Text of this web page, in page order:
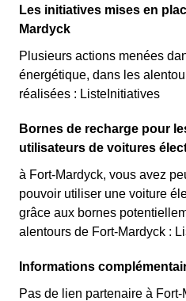
Les initiatives mises en
Mardyck
Plusieurs actions menées
énergétique, dans les
réalisées : ListeInitiatives
Bornes de recharge pour
utilisateurs de voitures
à Fort-Mardyck, vous avez
pouvoir utiliser une voiture
grâce aux bornes
alentours de Fort-Mardyck :
Informations
Pas de lien partenaire à Fort-